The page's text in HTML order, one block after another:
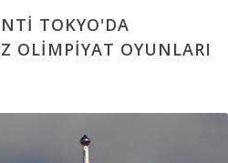
TOKYO'DA
OLIMPIYAT OYUNLARI